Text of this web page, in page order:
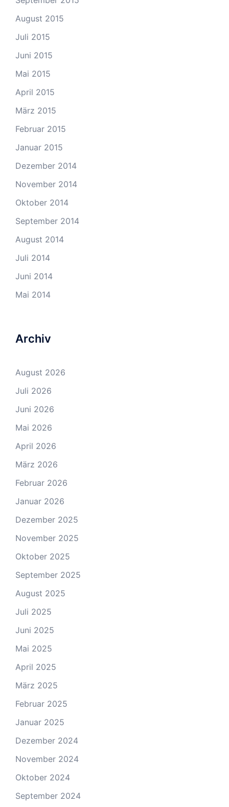
August 2015
Juli 2015
Juni 2015
Mai 2015
April 2015
März 2015
Februar 2015
Januar 2015
Dezember 2014
November 2014
Oktober 2014
September 2014
August 2014
Juli 2014
Juni 2014
Mai 2014
Archiv
August 2026
Juli 2026
Juni 2026
Mai 2026
April 2026
März 2026
Februar 2026
Januar 2026
Dezember 2025
November 2025
Oktober 2025
September 2025
August 2025
Juli 2025
Juni 2025
Mai 2025
April 2025
März 2025
Februar 2025
Januar 2025
Dezember 2024
November 2024
Oktober 2024
September 2024